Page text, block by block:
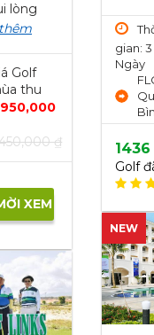
Bình
Giá Golf
mùa thu
1436
Golf đã đặt
MỜI
NEW